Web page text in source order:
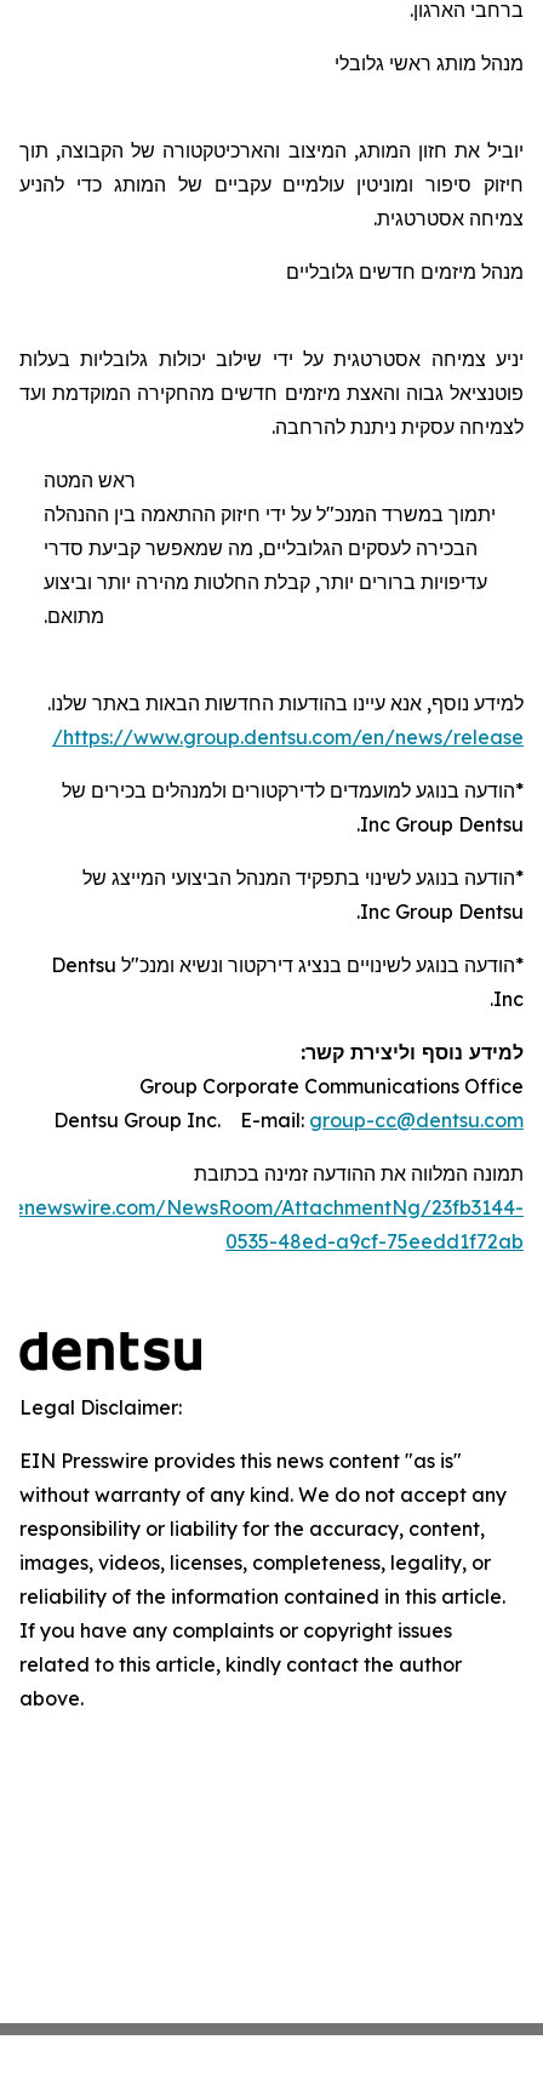
ברחבי הארגון.
מנהל מותג ראשי גלובלי
יוביל את חזון המותג, המיצוב והארכיטקטורה של הקבוצה, תוך
חיזוק סיפור ומוניטין עולמיים עקביים של המותג כדי להניע
צמיחה אסטרטגית.
מנהל מיזמים חדשים גלובליים
יניע צמיחה אסטרטגית על ידי שילוב יכולות גלובליות בעלות
פוטנציאל גבוה והאצת מיזמים חדשים מהחקירה המוקדמת ועד
לצמיחה עסקית ניתנת להרחבה.
ראש המטה
יתמוך במשרד המנכ"ל על ידי חיזוק ההתאמה בין ההנהלה
הבכירה לעסקים הגלובליים, מה שמאפשר קביעת סדרי
עדיפויות ברורים יותר, קבלת החלטות מהירה יותר וביצוע
מתואם.
למידע נוסף, אנא עיינו בהודעות החדשות הבאות באתר שלנו.
https://www.group.dentsu.com/en/news/release/
*הודעה בנוגע למועמדים לדירקטורים ולמנהלים בכירים של
Dentsu
Inc
.
*הודעה בנוגע לשינוי בתפקיד המנהל הביצועי המייצג של
Dentsu
Inc
.
*הודעה בנוגע לשינויים בנציג דירקטור ונשיא ומנכ"ל Dentsu
Inc
.
למידע נוסף וליצירת קשר:
Group Corporate Communications Office
Dentsu Group Inc. E-mail: group-cc@dentsu.com
תמונה המלווה את ההודעה זמינה בכתובת
NewsRoom/AttachmentNg/23fb3144-
0535-48ed-a9cf-75eedd1f72ab
Legal Disclaimer:
EIN Presswire provides this news content "as is"
without warranty of any kind. We do not accept any
responsibility or liability for the accuracy, content,
images, videos, licenses, completeness, legality, or
reliability of the information contained in this article.
If you have any complaints or copyright issues
related to this article, kindly contact the author
above.